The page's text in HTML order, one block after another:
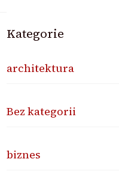
Kategorie
architektura
Bez kategorii
biznes